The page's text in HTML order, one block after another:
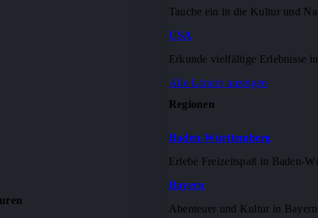
Tauche ein in die Kultur und
USA
Erkunde vielfältige Erlebnisse
Alle Länder anzeigen
Regionen
Baden-Württemberg
Erlebe Freizeitspaß in Baden-
Bayern
Abenteuer und Kultur in